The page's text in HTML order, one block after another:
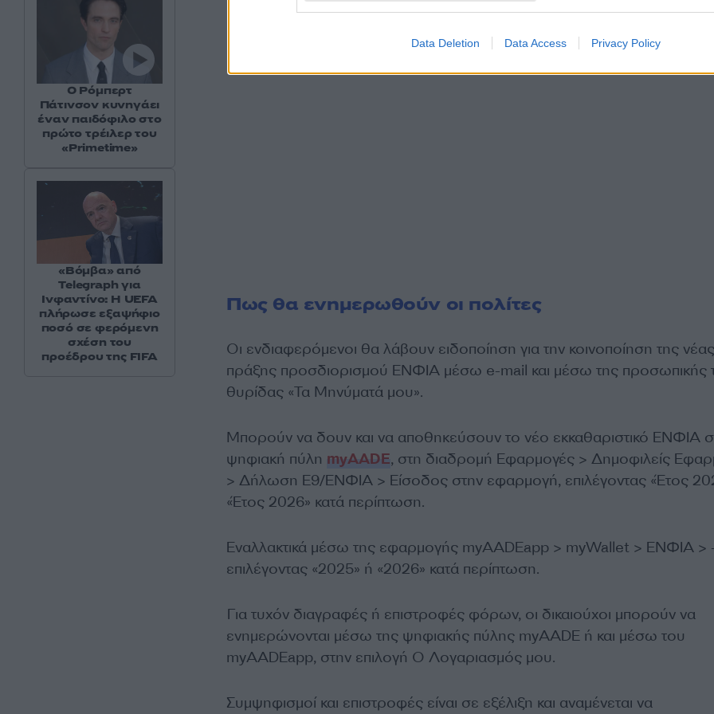
Data Deletion Data Access Privacy Policy
Πως θα ενημερωθούν οι πολίτες
Οι ενδιαφερόμενοι θα λάβουν ειδοποίηση για την κοινοποίηση της νέας
πράξης προσδιορισμού ΕΝΦΙΑ μέσω e-mail και μέσω της προσωπικής
θυρίδας «Τα Μηνύματά μου».
Μπορούν να δουν και να αποθηκεύσουν το νέο εκκαθαριστικό ΕΝΦΙΑ
ψηφιακή πύλη myAADE, στη διαδρομή Εφαρμογές > Δημοφιλείς
> Δήλωση Ε9/ΕΝΦΙΑ > Είσοδος στην εφαρμογή, επιλέγοντας «Έτος
«Έτος 2026» κατά περίπτωση.
Εναλλακτικά μέσω της εφαρμογής myAADEapp > myWallet > ΕΝΦΙΑ >
επιλέγοντας «2025» ή «2026» κατά περίπτωση.
Για τυχόν διαγραφές ή επιστροφές φόρων, οι δικαιούχοι μπορούν να
ενημερώνονται μέσω της ψηφιακής πύλης myAADE ή και μέσω του
myAADEapp, στην επιλογή Ο Λογαριασμός μου.
Συμψηφισμοί και επιστροφές είναι σε εξέλιξη και αναμένεται να
Ο Ρόμπερτ
Πάτινσον κυνηγάει
έναν παιδόφιλο στο
πρώτο τρέιλερ του
«Primetime»
«Βόμβα» από
Telegraph για
Ινφαντίνο: Η UEFA
πλήρωσε εξαψήφιο
ποσό σε φερόμενη
σχέση του
προέδρου της FIFA